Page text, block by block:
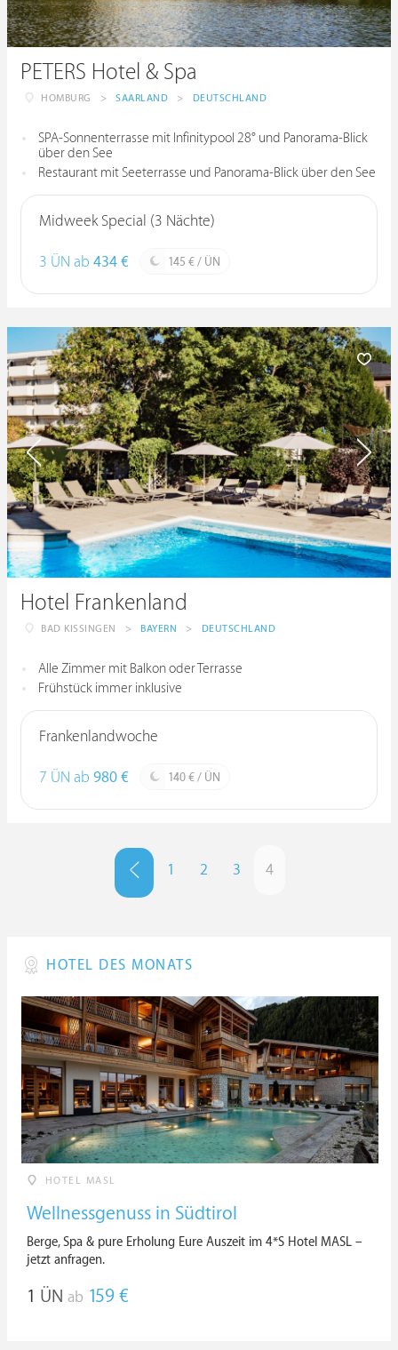
PETERS Hotel & Spa
HOMBURG > SAARLAND > DEUTSCHLAND
SPA-Sonnenterrasse mit Infinitypool 28° und Panorama-Blick
über den See
Restaurant mit Seeterrasse und Panorama-Blick über den See
Midweek Special (3 Nächte)
3 ÜN ab 434 € 145 € / ÜN
Hotel Frankenland
BAD KISSINGEN > BAYERN > DEUTSCHLAND
Alle Zimmer mit Balkon oder Terrasse
Frühstück immer inklusive
Frankenlandwoche
7 ÜN ab 980 € 140 € / ÜN
1 2 3 4
HOTEL DES MONATS
HOTEL MASL
Wellnessgenuss in Südtirol
Berge, Spa & pure Erholung Eure Auszeit im 4*S Hotel MASL –
jetzt anfragen.
1 ÜN ab 159 €